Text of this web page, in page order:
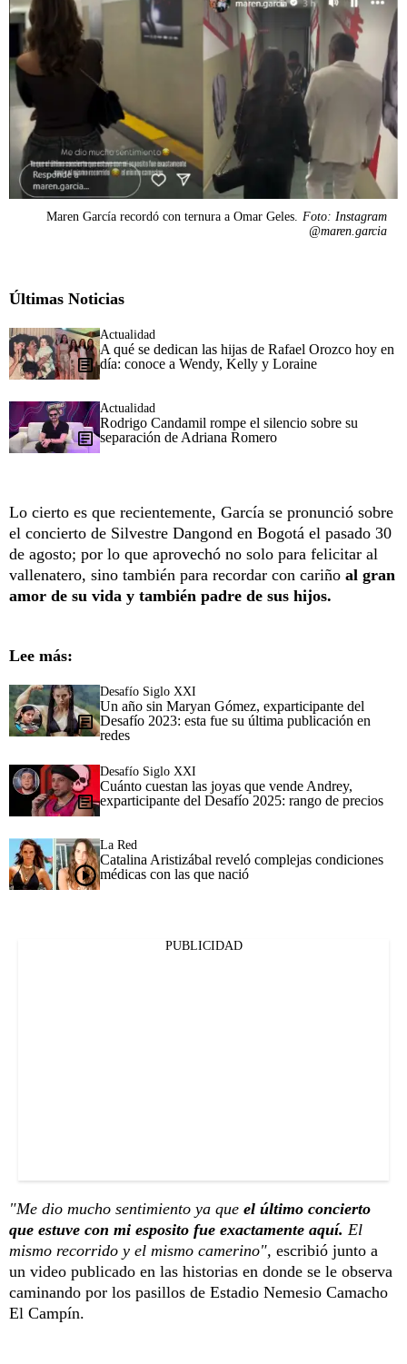
Maren García recordó con ternura a Omar Geles.
Foto: Instagram
@maren.garcia
Últimas Noticias
Actualidad
A qué se dedican las hijas de Rafael Orozco hoy en
día: conoce a Wendy, Kelly y Loraine
Actualidad
Rodrigo Candamil rompe el silencio sobre su
separación de Adriana Romero
Lo cierto es que recientemente, García se pronunció sobre
el concierto de Silvestre Dangond en Bogotá el pasado 30
de agosto; por lo que aprovechó no solo para felicitar al
vallenatero, sino también para recordar con cariño al gran
amor de su vida y también padre de sus hijos.
Lee más:
Desafío Siglo XXI
Un año sin Maryan Gómez, exparticipante del
Desafío 2023: esta fue su última publicación en
redes
Desafío Siglo XXI
Cuánto cuestan las joyas que vende Andrey,
exparticipante del Desafío 2025: rango de precios
La Red
Catalina Aristizábal reveló complejas condiciones
médicas con las que nació
PUBLICIDAD
"Me dio mucho sentimiento ya que el último concierto
que estuve con mi esposito fue exactamente aquí. El
mismo recorrido y el mismo camerino", escribió junto a
un video publicado en las historias en donde se le observa
caminando por los pasillos de Estadio Nemesio Camacho
El Campín.